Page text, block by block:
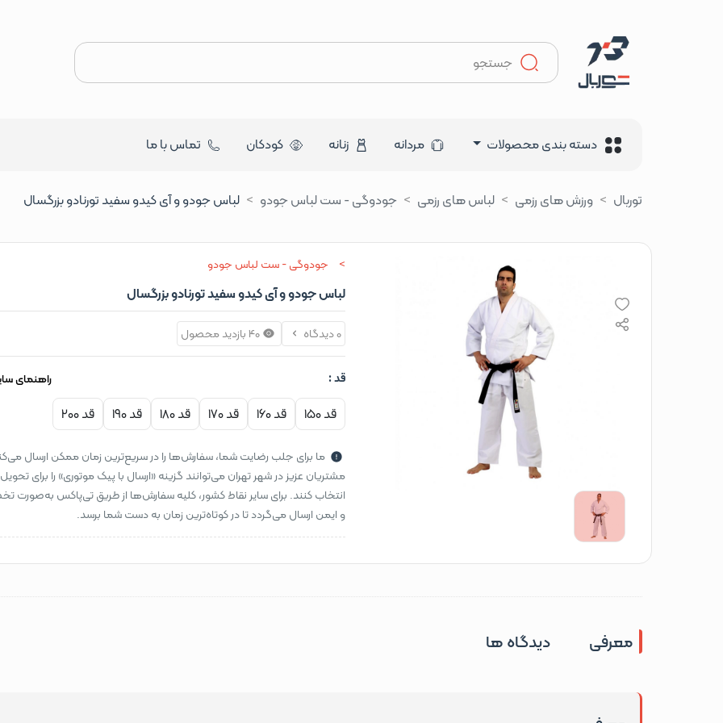
دسته بندی محصولات مردانه زنانه کودکان تماس با ما
توربال ورزش های رزمی لباس های رزمی جودوگی - ست لباس جودو لباس جودو و آی کیدو سفید تورنادو بزرگسال
جودوگی - ست لباس جودو
لباس جودو و آی کیدو سفید تورنادو بزرگسال
0 دیدگاه 40 بازدید محصول
قد : راهنمای
قد 150 قد 160 قد 170 قد 180 قد 190 قد 200
ما برای جلب رضایت شما، سفارش‌ها را در سریع‌ترین زمان ممکن ارسال
مشتریان عزیز در شهر تهران می‌توانند گزینه «ارسال با پیک موتوری» را برای
انتخاب کنند. برای سایر نقاط کشور، کلیه سفارش‌ها از طریق تی‌پاکس به‌صورت
و ایمن ارسال می‌گردد تا در کوتاه‌ترین زمان به دست شما برسد.
معرفی دیدگاه ها